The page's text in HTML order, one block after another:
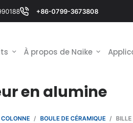
+86-0799-3673808
À propos de Naike
en alumine
/ BOULE DE CÉRAMIQUE /